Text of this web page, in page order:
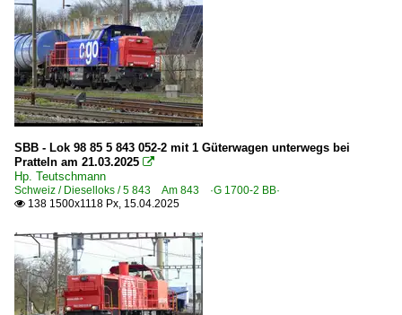
SBB - Lok 98 85 5 843 052-2 mit 1 Güterwagen unterwegs bei
Pratteln am 21.03.2025 
Hp. Teutschmann
Schweiz / Dieselloks / 5 843 Am 843 ·G 1700-2 BB·
 138 1500x1118 Px, 15.04.2025